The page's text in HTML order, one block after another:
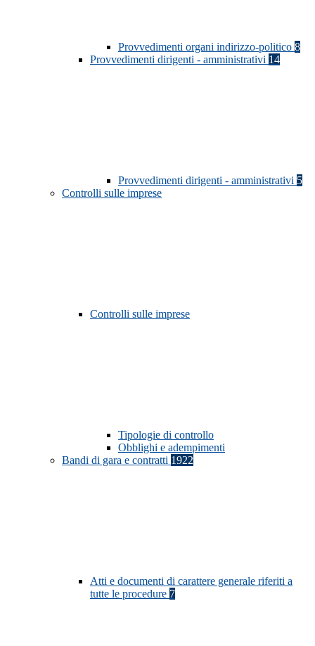
Provvedimenti organi indirizzo-politico 8
Provvedimenti dirigenti - amministrativi 14
Provvedimenti dirigenti - amministrativi 5
Controlli sulle imprese
Controlli sulle imprese
Tipologie di controllo
Obblighi e adempimenti
Bandi di gara e contratti 1922
Atti e documenti di carattere generale riferiti a
tutte le procedure 7